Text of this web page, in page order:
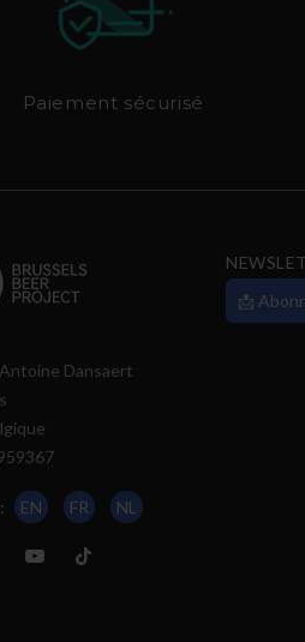
Paiement sécurisé
Dansaert
EN FR NL
📩